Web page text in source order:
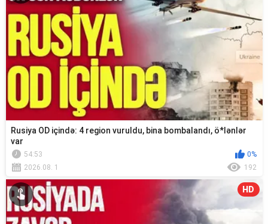
Rusiya OD içində: 4 region vuruldu, bina bombalandı, ö*lənlər
var
54:53
0%
2026.08. 1
192
HD